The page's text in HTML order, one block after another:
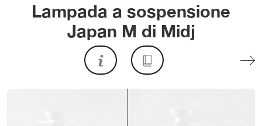
Lampada a sospensione
Japan M di Midj